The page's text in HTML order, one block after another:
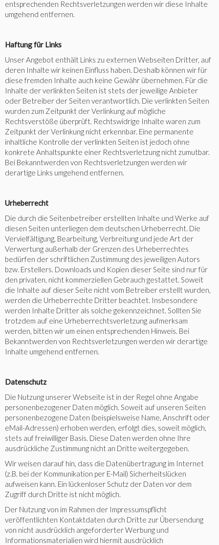
entsprechenden Rechtsverletzungen werden wir diese Inhalte
umgehend entfernen.
Haftung für Links
Unser Angebot enthält Links zu externen Webseiten Dritter, auf
deren Inhalte wir keinen Einfluss haben. Deshalb können wir für
diese fremden Inhalte auch keine Gewähr übernehmen. Für die
Inhalte der verlinkten Seiten ist stets der jeweilige Anbieter
oder Betreiber der Seiten verantwortlich. Die verlinkten Seiten
wurden zum Zeitpunkt der Verlinkung auf mögliche
Rechtsverstöße überprüft. Rechtswidrige Inhalte waren zum
Zeitpunkt der Verlinkung nicht erkennbar. Eine permanente
inhaltliche Kontrolle der verlinkten Seiten ist jedoch ohne
konkrete Anhaltspunkte einer Rechtsverletzung nicht zumutbar.
Bei Bekanntwerden von Rechtsverletzungen werden wir
derartige Links umgehend entfernen.
Urheberrecht
Die durch die Seitenbetreiber erstellten Inhalte und Werke auf
diesen Seiten unterliegen dem deutschen Urheberrecht. Die
Vervielfältigung, Bearbeitung, Verbreitung und jede Art der
Verwertung außerhalb der Grenzen des Urheberrechtes
bedürfen der schriftlichen Zustimmung des jeweiligen Autors
bzw. Erstellers. Downloads und Kopien dieser Seite sind nur für
den privaten, nicht kommerziellen Gebrauch gestattet. Soweit
die Inhalte auf dieser Seite nicht vom Betreiber erstellt wurden,
werden die Urheberrechte Dritter beachtet. Insbesondere
werden Inhalte Dritter als solche gekennzeichnet. Sollten Sie
trotzdem auf eine Urheberrechtsverletzung aufmerksam
werden, bitten wir um einen entsprechenden Hinweis. Bei
Bekanntwerden von Rechtsverletzungen werden wir derartige
Inhalte umgehend entfernen.
Datenschutz
Die Nutzung unserer Webseite ist in der Regel ohne Angabe
personenbezogener Daten möglich. Soweit auf unseren Seiten
personenbezogene Daten (beispielsweise Name, Anschrift oder
eMail-Adressen) erhoben werden, erfolgt dies, soweit möglich,
stets auf freiwilliger Basis. Diese Daten werden ohne Ihre
ausdrückliche Zustimmung nicht an Dritte weitergegeben.
Wir weisen darauf hin, dass die Datenübertragung im Internet
(z.B. bei der Kommunikation per E-Mail) Sicherheitslücken
aufweisen kann. Ein lückenloser Schutz der Daten vor dem
Zugriff durch Dritte ist nicht möglich.
Der Nutzung von im Rahmen der Impressumspflicht
veröffentlichten Kontaktdaten durch Dritte zur Übersendung
von nicht ausdrücklich angeforderter Werbung und
Informationsmaterialien wird hiermit ausdrücklich